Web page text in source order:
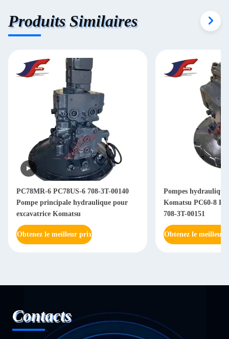
Produits Similaires
PC78MR-6 PC78US-6 708-3T-00140
Pompe principale hydraulique pour
excavatrice Komatsu
Obtenez le meilleur prix
Pompes
Komatsu PC60-8
708-3T-00151
Obtenez le meilleur
Contacts